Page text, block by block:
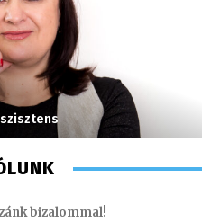
bizalommal!